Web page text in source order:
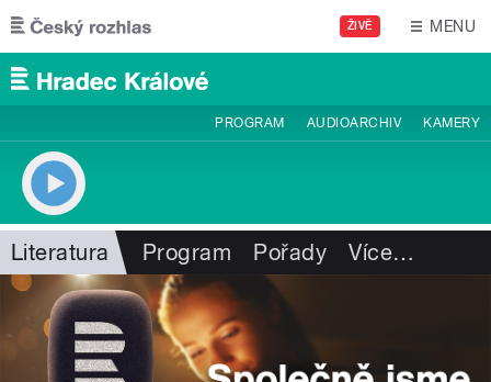
Přejít k hlavnímu obsahu
ŽIVĚ MENU
PROGRAM AUDIOARCHIV KAMERY
Literatura Program Pořady Více…